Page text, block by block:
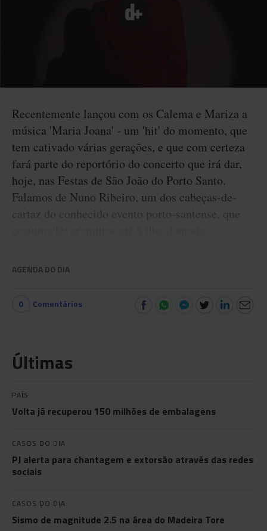
Recentemente lançou com os Calema e Mariza a
música 'Maria Joana' - um 'hit' do momento, que
tem cativado várias gerações, e que com certeza
fará parte do reportório do concerto que irá dar,
hoje, nas Festas de São João do Porto Santo.
Falamos de Nuno Ribeiro, um dos cabeças-de-
cartaz do conhecido evento porto-santense, que
AGENDA DO DIA
0 Comentários
Últimas
PAÍS
Volta já recuperou 150 milhões de embalagens
CASOS DO DIA
PJ alerta para chantagem e extorsão através das redes
sociais
CASOS DO DIA
Sismo de magnitude 2.5 na área do Madeira Tore